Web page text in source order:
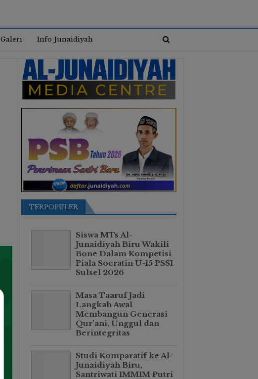
Galeri Info Junaidiyah
TERPOPULER
Siswa MTs Al-
Junaidiyah Biru Wakili
Bone Dalam Kompetisi
Piala Soeratin U-15 PSSI
Sulsel 2026
Masa Taaruf Jadi
Langkah Awal
Membangun Generasi
Qur’ani, Unggul dan
Berintegritas
Studi Komparatif ke Al-
Junaidiyah Biru,
Santriwati IMMIM Putri